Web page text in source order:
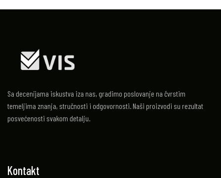
Sa decenijama iskustva iza nas, gradimo poslovanje na čvrstim
temeljima znanja, stručnosti i odgovornosti. Naši proizvodi su rezultat
posvećenosti svakom detalju.
Kontakt